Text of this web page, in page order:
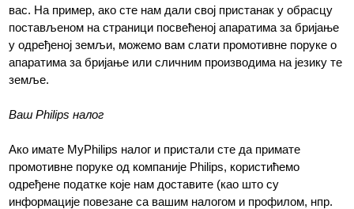
вас. На пример, ако сте нам дали свој пристанак у обрасцу
постављеном на страници посвећеној апаратима за бријање
у одређеној земљи, можемо вам слати промотивне поруке о
апаратима за бријање или сличним производима на језику те
земље.
Ваш Philips налог
Ако имате MyPhilips налог и пристали сте да примате
промотивне поруке од компаније Philips, користићемо
одређене податке које нам доставите (као што су
информације повезане са вашим налогом и профилом, нпр.